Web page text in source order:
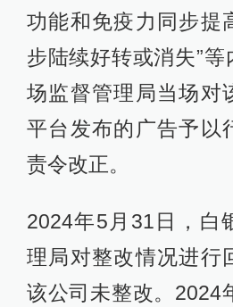
功能和免疫力同步提
步陆续好转或消失”
场监督管理局当场对
平台发布的广告予以
责令改正。
2024年5月31日，白
理局对整改情况进行
该公司未整改。2024